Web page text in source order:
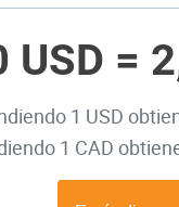
USD =
1 USD
1 CAD